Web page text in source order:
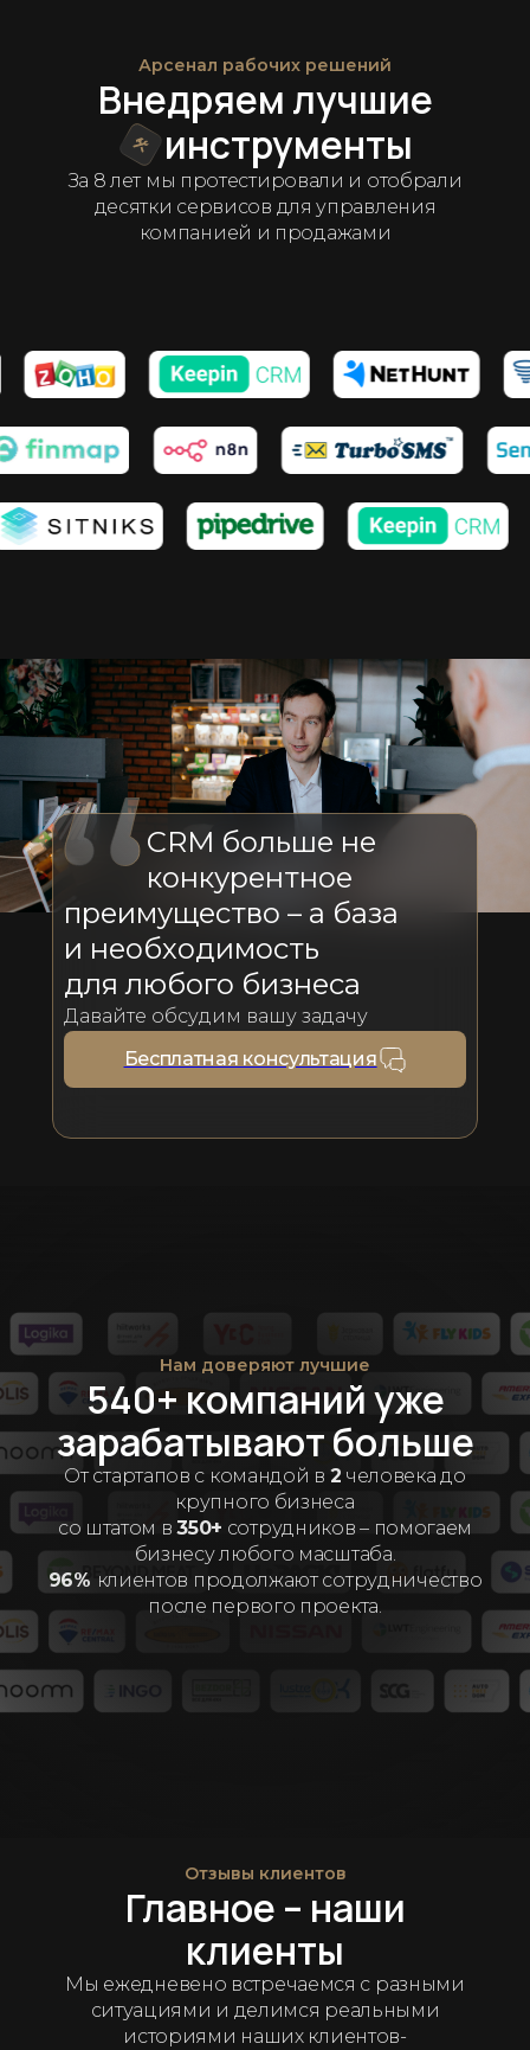
Арсенал рабочих решений
Внедряем лучшие
инструменты
За 8 лет мы протестировали и отобрали
десятки сервисов для управления
компанией и продажами
CRM больше не
конкурентное
преимущество – а база
и необходимость
для любого бизнеса
Давайте обсудим вашу задачу
Бесплатная консультация
Нам доверяют лучшие
540+ компаний уже
зарабатывают больше
От стартапов с командой в 2 человека до
крупного бизнеса
со штатом в350+ сотрудников – помогаем
бизнесу любого масштаба.
96% клиентов продолжают сотрудничество
после первого проекта.
Отзывы клиентов
Главное – наши
клиенты
Мы ежедневено встречаемся с разными
ситуациями и делимся реальными
историями наших клиентов-